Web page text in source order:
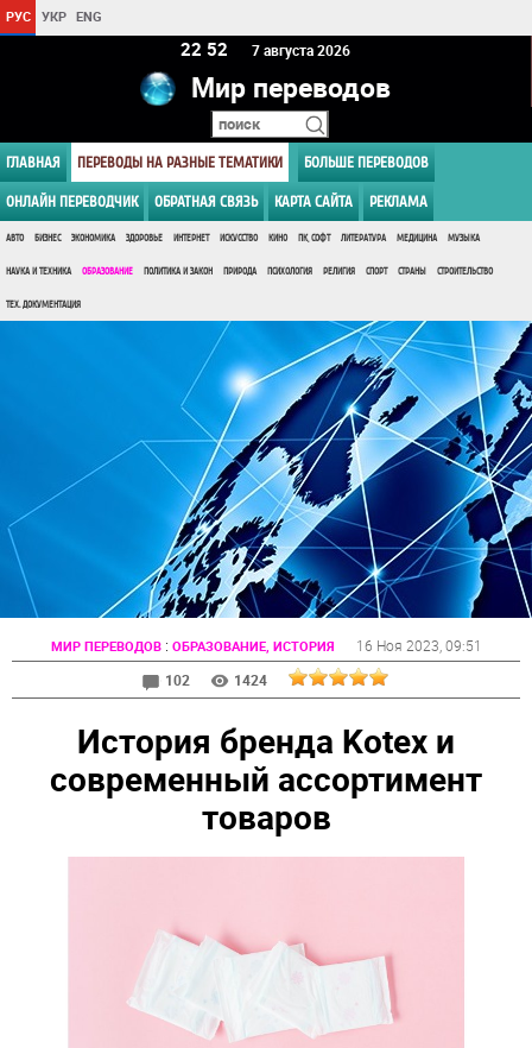
РУС УКР ENG
22:52 7 августа 2026
Мир переводов
ГЛАВНАЯ ПЕРЕВОДЫ НА РАЗНЫЕ ТЕМАТИКИ БОЛЬШЕ ПЕРЕВОДОВ
ОНЛАЙН ПЕРЕВОДЧИК ОБРАТНАЯ СВЯЗЬ КАРТА САЙТА РЕКЛАМА
АВТО БИЗНЕС ЭКОНОМИКА ЗДОРОВЬЕ ИНТЕРНЕТ ИСКУССТВО КИНО ПК, СОФТ ЛИТЕРАТУРА МЕДИЦИНА МУЗЫКА
НАУКА И ТЕХНИКА ОБРАЗОВАНИЕ ПОЛИТИКА И ЗАКОН ПРИРОДА ПСИХОЛОГИЯ РЕЛИГИЯ СПОРТ СТРАНЫ СТРОИТЕЛЬСТВО
ТЕХ. ДОКУМЕНТАЦИЯ
МИР ПЕРЕВОДОВ: ОБРАЗОВАНИЕ, ИСТОРИЯ 16 Ноя 2023 , 09:51
102
1424
История бренда Kotex и
современный ассортимент
товаров